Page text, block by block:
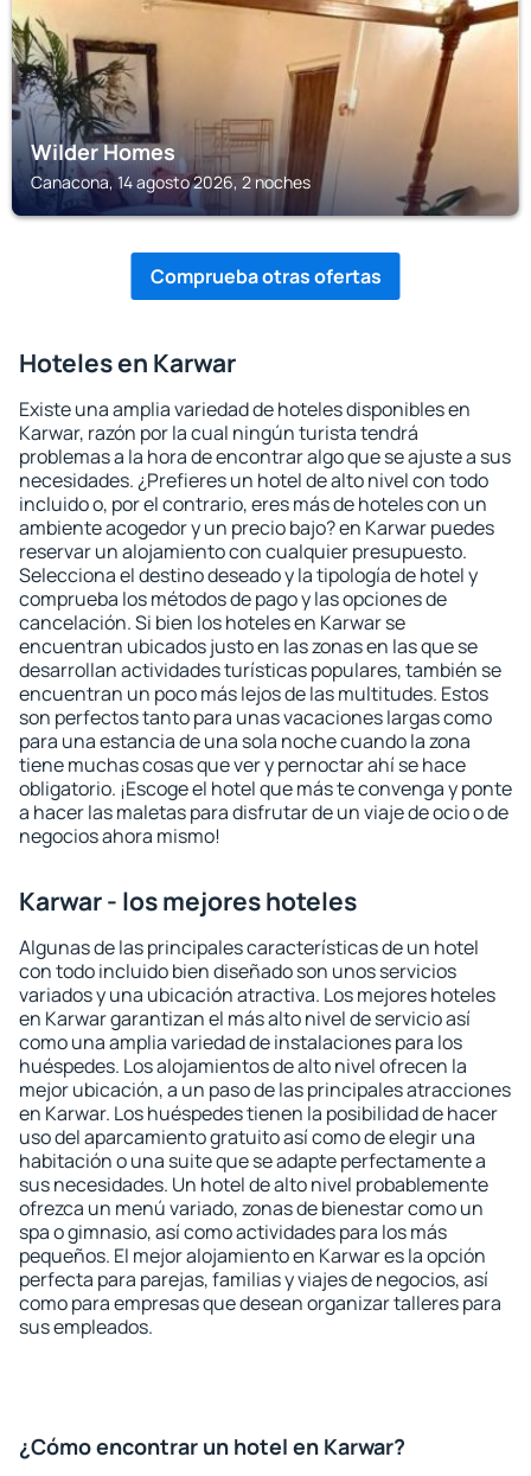
Wilder Homes
Canacona, 14 agosto 2026, 2 noches
Comprueba otras ofertas
Hoteles en Karwar
Existe una amplia variedad de hoteles disponibles en
Karwar, razón por la cual ningún turista tendrá
problemas a la hora de encontrar algo que se ajuste a sus
necesidades. ¿Prefieres un hotel de alto nivel con todo
incluido o, por el contrario, eres más de hoteles con un
ambiente acogedor y un precio bajo? en Karwar puedes
reservar un alojamiento con cualquier presupuesto.
Selecciona el destino deseado y la tipología de hotel y
comprueba los métodos de pago y las opciones de
cancelación. Si bien los hoteles en Karwar se
encuentran ubicados justo en las zonas en las que se
desarrollan actividades turísticas populares, también se
encuentran un poco más lejos de las multitudes. Estos
son perfectos tanto para unas vacaciones largas como
para una estancia de una sola noche cuando la zona
tiene muchas cosas que ver y pernoctar ahí se hace
obligatorio. ¡Escoge el hotel que más te convenga y ponte
a hacer las maletas para disfrutar de un viaje de ocio o de
negocios ahora mismo!
Karwar - los mejores hoteles
Algunas de las principales características de un hotel
con todo incluido bien diseñado son unos servicios
variados y una ubicación atractiva. Los mejores hoteles
en Karwar garantizan el más alto nivel de servicio así
como una amplia variedad de instalaciones para los
huéspedes. Los alojamientos de alto nivel ofrecen la
mejor ubicación, a un paso de las principales atracciones
en Karwar. Los huéspedes tienen la posibilidad de hacer
uso del aparcamiento gratuito así como de elegir una
habitación o una suite que se adapte perfectamente a
sus necesidades. Un hotel de alto nivel probablemente
ofrezca un menú variado, zonas de bienestar como un
spa o gimnasio, así como actividades para los más
pequeños. El mejor alojamiento en Karwar es la opción
perfecta para parejas, familias y viajes de negocios, así
como para empresas que desean organizar talleres para
sus empleados.
¿Cómo encontrar un hotel en Karwar?